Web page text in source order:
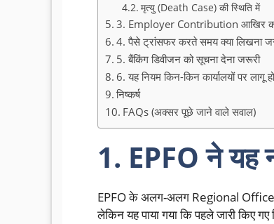
मृत्यु (Death Case) की स्थिति में
3. Employer Contribution आखिर
4. पैसे ट्रांसफर करते समय क्या लिखना
5. बैंकिंग डिवीजन को सूचना देना जरूरी
6. यह नियम किन-किन कार्यालयों पर लागू
निष्कर्ष
FAQs (अक्सर पूछे जाने वाले सवाल)
1. EPFO ने यह
EPFO के अलग-अलग Regional
लेकिन यह पाया गया कि पहले जारी किए गए